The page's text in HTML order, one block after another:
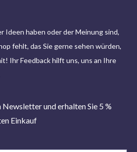
Ideen haben oder der Meinung sind,
fehlt, das Sie gerne sehen würden,
Ihr Feedback hilft uns, uns an Ihre
Newsletter und erhalten Sie 5 %
Einkauf